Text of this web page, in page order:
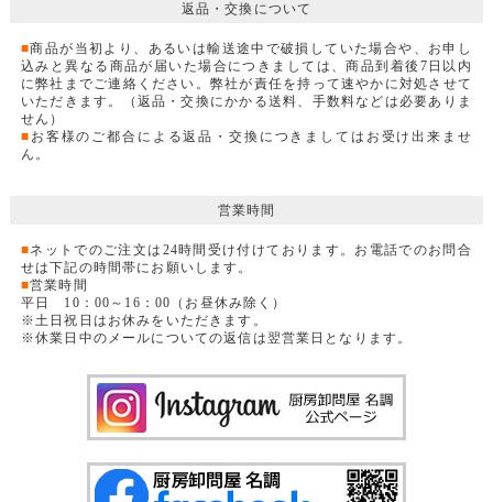
返品・交換について
■商品が当初より、あるいは輸送途中で破損していた場合や、お申し
込みと異なる商品が届いた場合につきましては、商品到着後7日以内
に弊社までご連絡ください。弊社が責任を持って速やかに対処させて
いただきます。（返品・交換にかかる送料、手数料などは必要ありま
せん）
■ お客様のご都合による返品・交換につきましてはお受け出来ませ
ん。
営業時間
■ネットでのご注文は24時間受け付けております。お電話でのお問合
せは下記の時間帯にお願いします。
■営業時間
平日 10：00～16：00（お昼休み除く）
※土日祝日はお休みをいただきます。
※休業日中のメールについての返信は翌営業日となります。